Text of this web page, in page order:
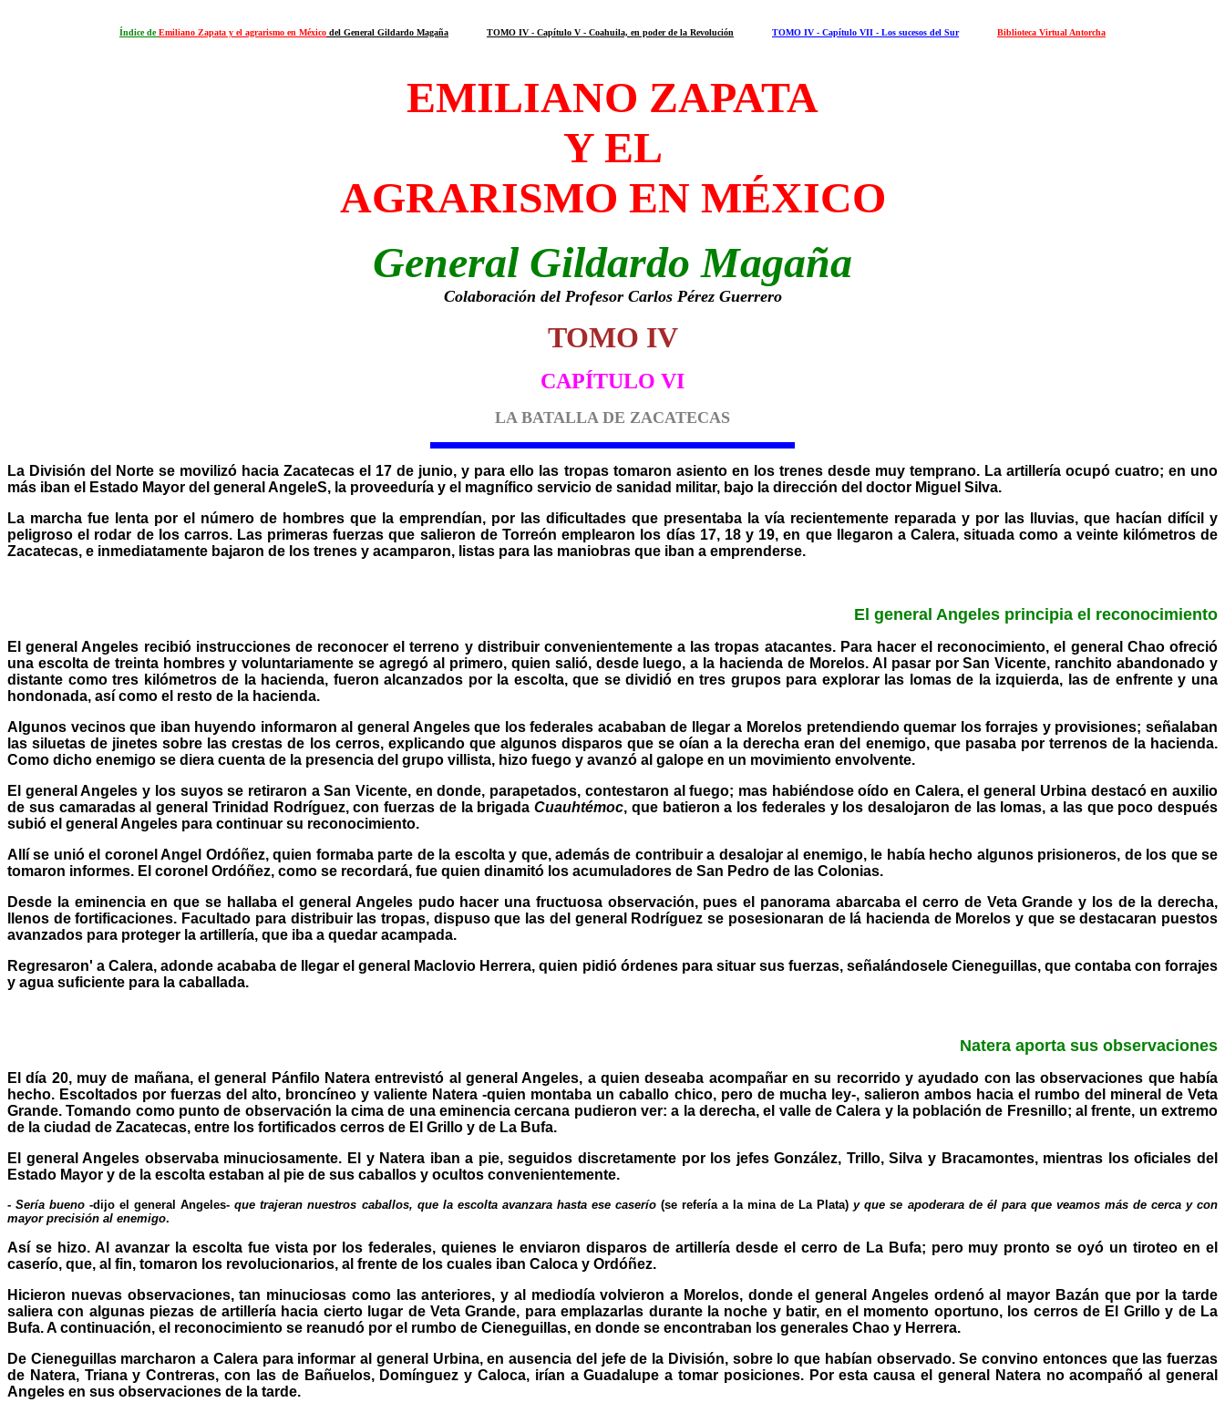
Índice deEmiliano Zapata y el agrarismo en México del General Gildardo Magaña TOMO IV - Capítulo V - Coahuila, en poder de la Revolución TOMO IV - Capítulo VII - Los sucesos del Sur Biblioteca Virtual Antorcha
EMILIANO ZAPATA
Y EL
AGRARISMO EN MÉXICO
General Gildardo Magaña
Colaboración del Profesor Carlos Pérez Guerrero
TOMO IV
CAPÍTULO VI
LA BATALLA DE ZACATECAS
La División del Norte se movilizó hacia Zacatecas el 17 de junio, y para ello las tropas tomaron asiento en los trenes desde muy temprano. La artillería ocupó cuatro; en uno
más iban el Estado Mayor del general AngeleS, la proveeduría y el magnífico servicio de sanidad militar, bajo la dirección del doctor Miguel Silva.
La marcha fue lenta por el número de hombres que la emprendían, por las dificultades que presentaba la vía recientemente reparada y por las lluvias, que hacían difícil y
peligroso el rodar de los carros. Las primeras fuerzas que salieron de Torreón emplearon los días 17, 18 y 19, en que llegaron a Calera, situada como a veinte kilómetros de
Zacatecas, e inmediatamente bajaron de los trenes y acamparon, listas para las maniobras que iban a emprenderse.
El general Angeles principia el reconocimiento
El general Angeles recibió instrucciones de reconocer el terreno y distribuir convenientemente a las tropas atacantes. Para hacer el reconocimiento, el general Chao ofreció
una escolta de treinta hombres y voluntariamente se agregó al primero, quien salió, desde luego, a la hacienda de Morelos. Al pasar por San Vicente, ranchito abandonado y
distante como tres kilómetros de la hacienda, fueron alcanzados por la escolta, que se dividió en tres grupos para explorar las lomas de la izquierda, las de enfrente y una
hondonada, así como el resto de la hacienda.
Algunos vecinos que iban huyendo informaron al general Angeles que los federales acababan de llegar a Morelos pretendiendo quemar los forrajes y provisiones; señalaban
las siluetas de jinetes sobre las crestas de los cerros, explicando que algunos disparos que se oían a la derecha eran del enemigo, que pasaba por terrenos de la hacienda.
Como dicho enemigo se diera cuenta de la presencia del grupo villista, hizo fuego y avanzó al galope en un movimiento envolvente.
El general Angeles y los suyos se retiraron a San Vicente, en donde, parapetados, contestaron al fuego; mas habiéndose oído en Calera, el general Urbina destacó en auxilio
de sus camaradas al general Trinidad Rodríguez, con fuerzas de la brigada Cuauhtémoc, que batieron a los federales y los desalojaron de las lomas, a las que poco después
subió el general Angeles para continuar su reconocimiento.
Allí se unió el coronel Angel Ordóñez, quien formaba parte de la escolta y que, además de contribuir a desalojar al enemigo, le había hecho algunos prisioneros, de los que se
tomaron informes. El coronel Ordóñez, como se recordará, fue quien dinamitó los acumuladores de San Pedro de las Colonias.
Desde la eminencia en que se hallaba el general Angeles pudo hacer una fructuosa observación, pues el panorama abarcaba el cerro de Veta Grande y los de la derecha,
llenos de fortificaciones. Facultado para distribuir las tropas, dispuso que las del general Rodríguez se posesionaran de lá hacienda de Morelos y que se destacaran puestos
avanzados para proteger la artillería, que iba a quedar acampada.
Regresaron' a Calera, adonde acababa de llegar el general Maclovio Herrera, quien pidió órdenes para situar sus fuerzas, señalándosele Cieneguillas, que contaba con forrajes
y agua suficiente para la caballada.
Natera aporta sus observaciones
El día 20, muy de mañana, el general Pánfilo Natera entrevistó al general Angeles, a quien deseaba acompañar en su recorrido y ayudado con las observaciones que había
hecho. Escoltados por fuerzas del alto, broncíneo y valiente Natera -quien montaba un caballo chico, pero de mucha ley-, salieron ambos hacia el rumbo del mineral de Veta
Grande. Tomando como punto de observación la cima de una eminencia cercana pudieron ver: a la derecha, el valle de Calera y la población de Fresnillo; al frente, un extremo
de la ciudad de Zacatecas, entre los fortificados cerros de El Grillo y de La Bufa.
El general Angeles observaba minuciosamente. El y Natera iban a pie, seguidos discretamente por los jefes González, Trillo, Silva y Bracamontes, mientras los oficiales del
Estado Mayor y de la escolta estaban al pie de sus caballos y ocultos convenientemente.
-Sería bueno -dijo el general Angeles-que trajeran nuestros caballos, que la escolta avanzara hasta ese caserío(se refería a la mina de La Plata)y que se apoderara de él para que veamos más de cerca y con
mayor precisión al enemigo.
Así se hizo. Al avanzar la escolta fue vista por los federales, quienes le enviaron disparos de artillería desde el cerro de La Bufa; pero muy pronto se oyó un tiroteo en el
caserío, que, al fin, tomaron los revolucionarios, al frente de los cuales iban Caloca y Ordóñez.
Hicieron nuevas observaciones, tan minuciosas como las anteriores, y al mediodía volvieron a Morelos, donde el general Angeles ordenó al mayor Bazán que por la tarde
saliera con algunas piezas de artillería hacia cierto lugar de Veta Grande, para emplazarlas durante la noche y batir, en el momento oportuno, los cerros de El Grillo y de La
Bufa. A continuación, el reconocimiento se reanudó por el rumbo de Cieneguillas, en donde se encontraban los generales Chao y Herrera.
De Cieneguillas marcharon a Calera para informar al general Urbina, en ausencia del jefe de la División, sobre lo que habían observado. Se convino entonces que las fuerzas
de Natera, Triana y Contreras, con las de Bañuelos, Domínguez y Caloca, irían a Guadalupe a tomar posiciones. Por esta causa el general Natera no acompañó al general
Angeles en sus observaciones de la tarde.